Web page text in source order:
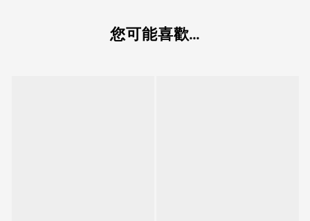
您可能喜歡...